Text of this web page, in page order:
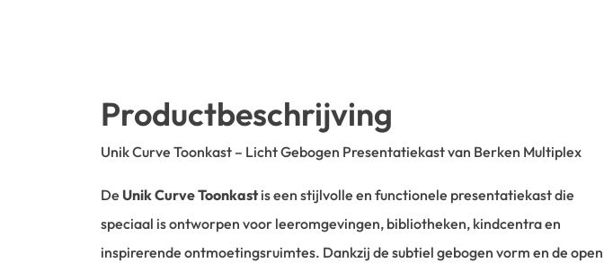
Productbeschrijving
Unik Curve Toonkast – Licht Gebogen Presentatiekast van Berken Multiplex
De Unik Curve Toonkastis een stijlvolle en functionele presentatiekast die
speciaal is ontworpen voor leeromgevingen, bibliotheken, kindcentra en
inspirerende ontmoetingsruimtes. Dankzij de subtiel gebogen vorm en de open